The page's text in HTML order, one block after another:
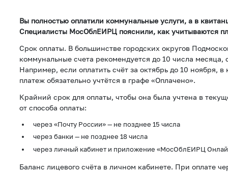
Вы полностью оплатили коммунальные услуги, а в
Специалисты МосОблЕИРЦ пояснили, как учитываются
Срок оплаты. В большинстве городских округов
коммунальные счета рекомендуется до 10 числа
Например, если оплатить счёт за октябрь до 10 ноября, в
платеж обязательно учтётся в графе «Оплачено».
Крайний срок для оплаты, чтобы она была учтена в
от способа оплаты:
через «Почту России» — не позднее 15 числа
через банки — не позднее 18 числа
через личный кабинет и приложение «МосОблЕИРЦ
Баланс лицевого счёта в личном кабинете. При оплате